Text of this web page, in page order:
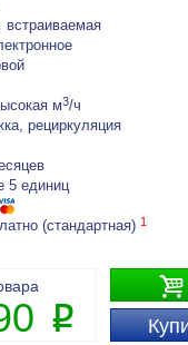
встраиваемая
м3/ч
рециркуляция
5 единиц
(стандартная) 1

P